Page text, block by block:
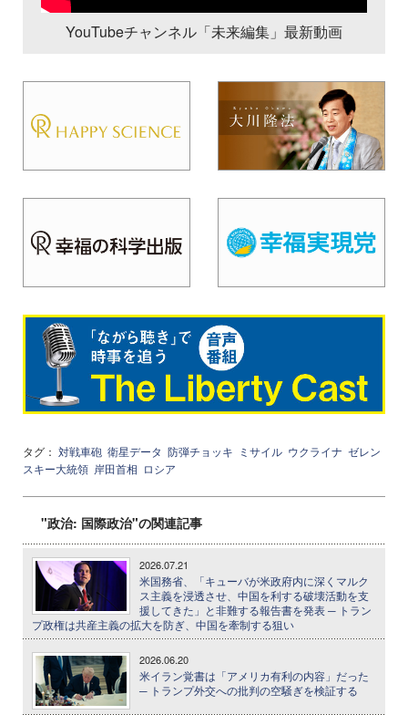
YouTubeチャンネル「未来編集」最新動画
タグ： 対戦車砲 衛星データ 防弾チョッキ ミサイル ウクライナ ゼレン
スキー大統領 岸田首相 ロシア
"政治: 国際政治"の関連記事
2026.07.21
米国務省、「キューバが米政府内に深くマルク
ス主義を浸透させ、中国を利する破壊活動を支
援してきた」と非難する報告書を発表 ─ トラン
プ政権は共産主義の拡大を防ぎ、中国を牽制する狙い
2026.06.20
米イラン覚書は「アメリカ有利の内容」だった
─ トランプ外交への批判の空騒ぎを検証する